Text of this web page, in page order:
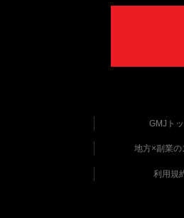
GMJト
地方×副業の
利用規